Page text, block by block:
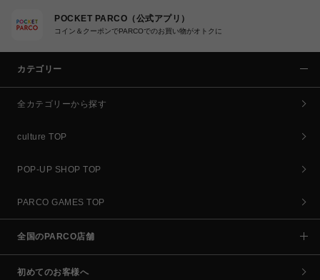
POCKET PARCO（公式アプリ）
コイン＆クーポンでPARCOでのお買い物がオトクに
カテゴリー
全カテゴリーから探す
culture TOP
POP-UP SHOP TOP
PARCO GAMES TOP
全国のPARCO店舗
初めてのお客様へ